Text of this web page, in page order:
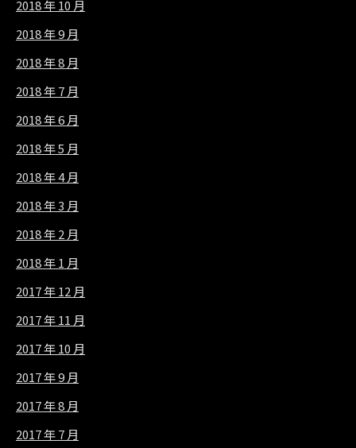
2018 年 10 月
2018 年 9 月
2018 年 8 月
2018 年 7 月
2018 年 6 月
2018 年 5 月
2018 年 4 月
2018 年 3 月
2018 年 2 月
2018 年 1 月
2017 年 12 月
2017 年 11 月
2017 年 10 月
2017 年 9 月
2017 年 8 月
2017 年 7 月